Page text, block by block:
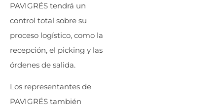
PAVIGRÉS tendrá un
control total sobre su
proceso logístico, como la
recepción, el picking y las
órdenes de salida.
Los representantes de
PAVIGRÉS también